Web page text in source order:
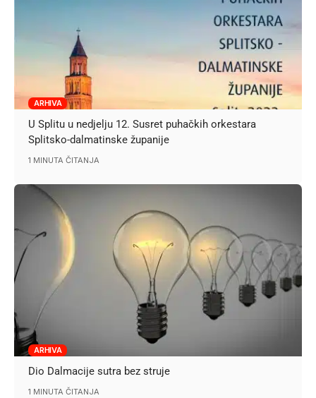
ARHIVA
U Splitu u nedjelju 12. Susret puhačkih orkestara
Splitsko-dalmatinske županije
1 MINUTA ČITANJA
ARHIVA
Dio Dalmacije sutra bez struje
1 MINUTA ČITANJA